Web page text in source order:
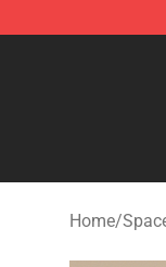
Home/